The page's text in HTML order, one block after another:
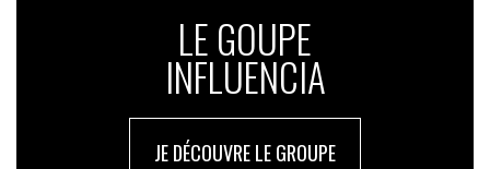
LE GOUPE
INFLUENCIA
JE DÉCOUVRE LE GROUPE